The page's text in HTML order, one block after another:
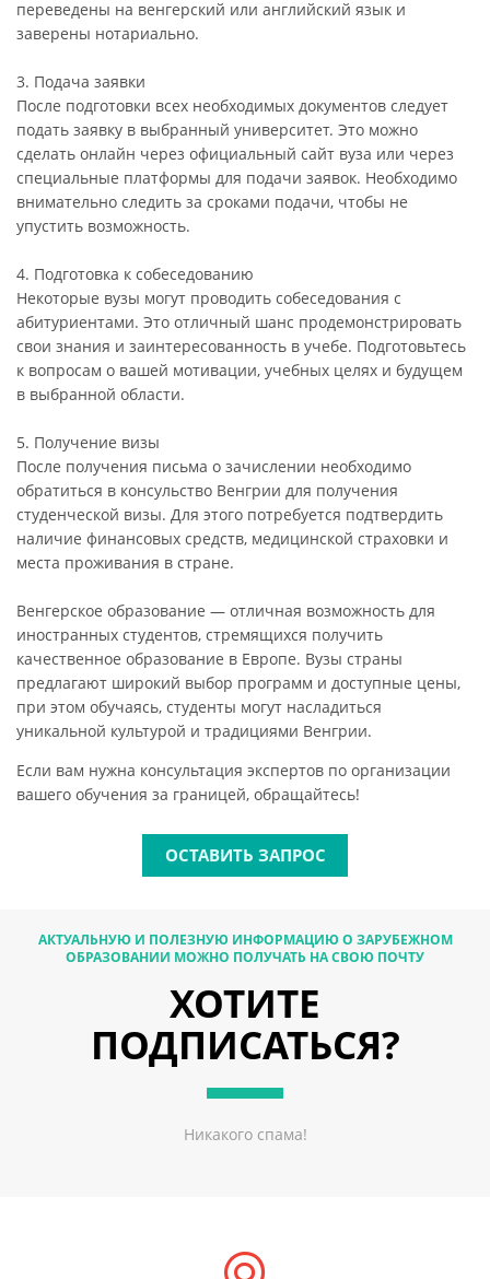
переведены на венгерский или английский язык и
заверены нотариально.
3. Подача заявки
После подготовки всех необходимых документов следует
подать заявку в выбранный университет. Это можно
сделать онлайн через официальный сайт вуза или через
специальные платформы для подачи заявок. Необходимо
внимательно следить за сроками подачи, чтобы не
упустить возможность.
4. Подготовка к собеседованию
Некоторые вузы могут проводить собеседования с
абитуриентами. Это отличный шанс продемонстрировать
свои знания и заинтересованность в учебе. Подготовьтесь
к вопросам о вашей мотивации, учебных целях и будущем
в выбранной области.
5. Получение визы
После получения письма о зачислении необходимо
обратиться в консульство Венгрии для получения
студенческой визы. Для этого потребуется подтвердить
наличие финансовых средств, медицинской страховки и
места проживания в стране.
Венгерское образование — отличная возможность для
иностранных студентов, стремящихся получить
качественное образование в Европе. Вузы страны
предлагают широкий выбор программ и доступные цены,
при этом обучаясь, студенты могут насладиться
уникальной культурой и традициями Венгрии.
Если вам нужна консультация экспертов по организации
вашего обучения за границей, обращайтесь!
ОСТАВИТЬ ЗАПРОС
АКТУАЛЬНУЮ И ПОЛЕЗНУЮ ИНФОРМАЦИЮ О ЗАРУБЕЖНОМ
ОБРАЗОВАНИИ МОЖНО ПОЛУЧАТЬ НА СВОЮ ПОЧТУ
ХОТИТЕ
ПОДПИСАТЬСЯ?
Никакого спама!